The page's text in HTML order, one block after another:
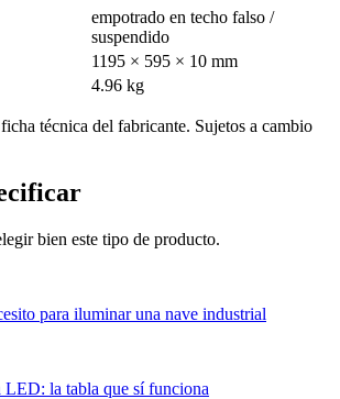
empotrado en techo falso /
suspendido
1195 × 595 × 10 mm
4.96 kg
técnica del fabricante. Sujetos a cambio
bien este tipo de producto.
para iluminar una nave industrial
la tabla que sí funciona